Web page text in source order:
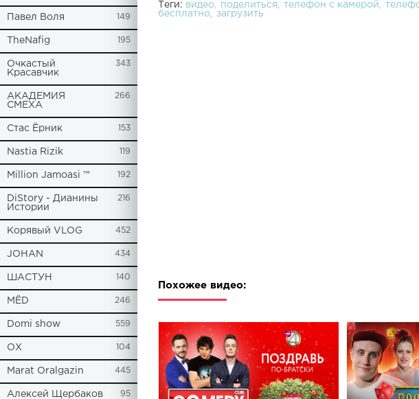
Павел Воля 149
TheNafig 195
Очкастый
Красавчик
343
АКАДЕМИЯ
СМЕХА
266
Стас Ёрник 153
Nastia Rizik 119
Million Jamoasi ™ 192
DiStory - Дианины
Истории
216
Корявый VLOG 452
JOHAN 434
ШАСТУН 140
МЁD 246
Domi show 559
ОХ 104
Marat Oralgazin 445
Алексей Щербаков 95
Теги: видео поделиться телефон с камерой
бесплатно
загрузить
Похожее видео: